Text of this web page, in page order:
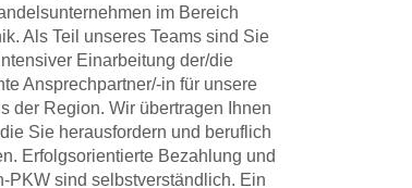
im Bereich
Als Teil unseres Teams sind Sie
Einarbeitung der/die
Ansprechpartner/-in für unsere
der Region. Wir übertragen Ihnen
Sie herausfordern und beruflich
Erfolgsorientierte Bezahlung und
PKW sind selbstverständlich. Ein